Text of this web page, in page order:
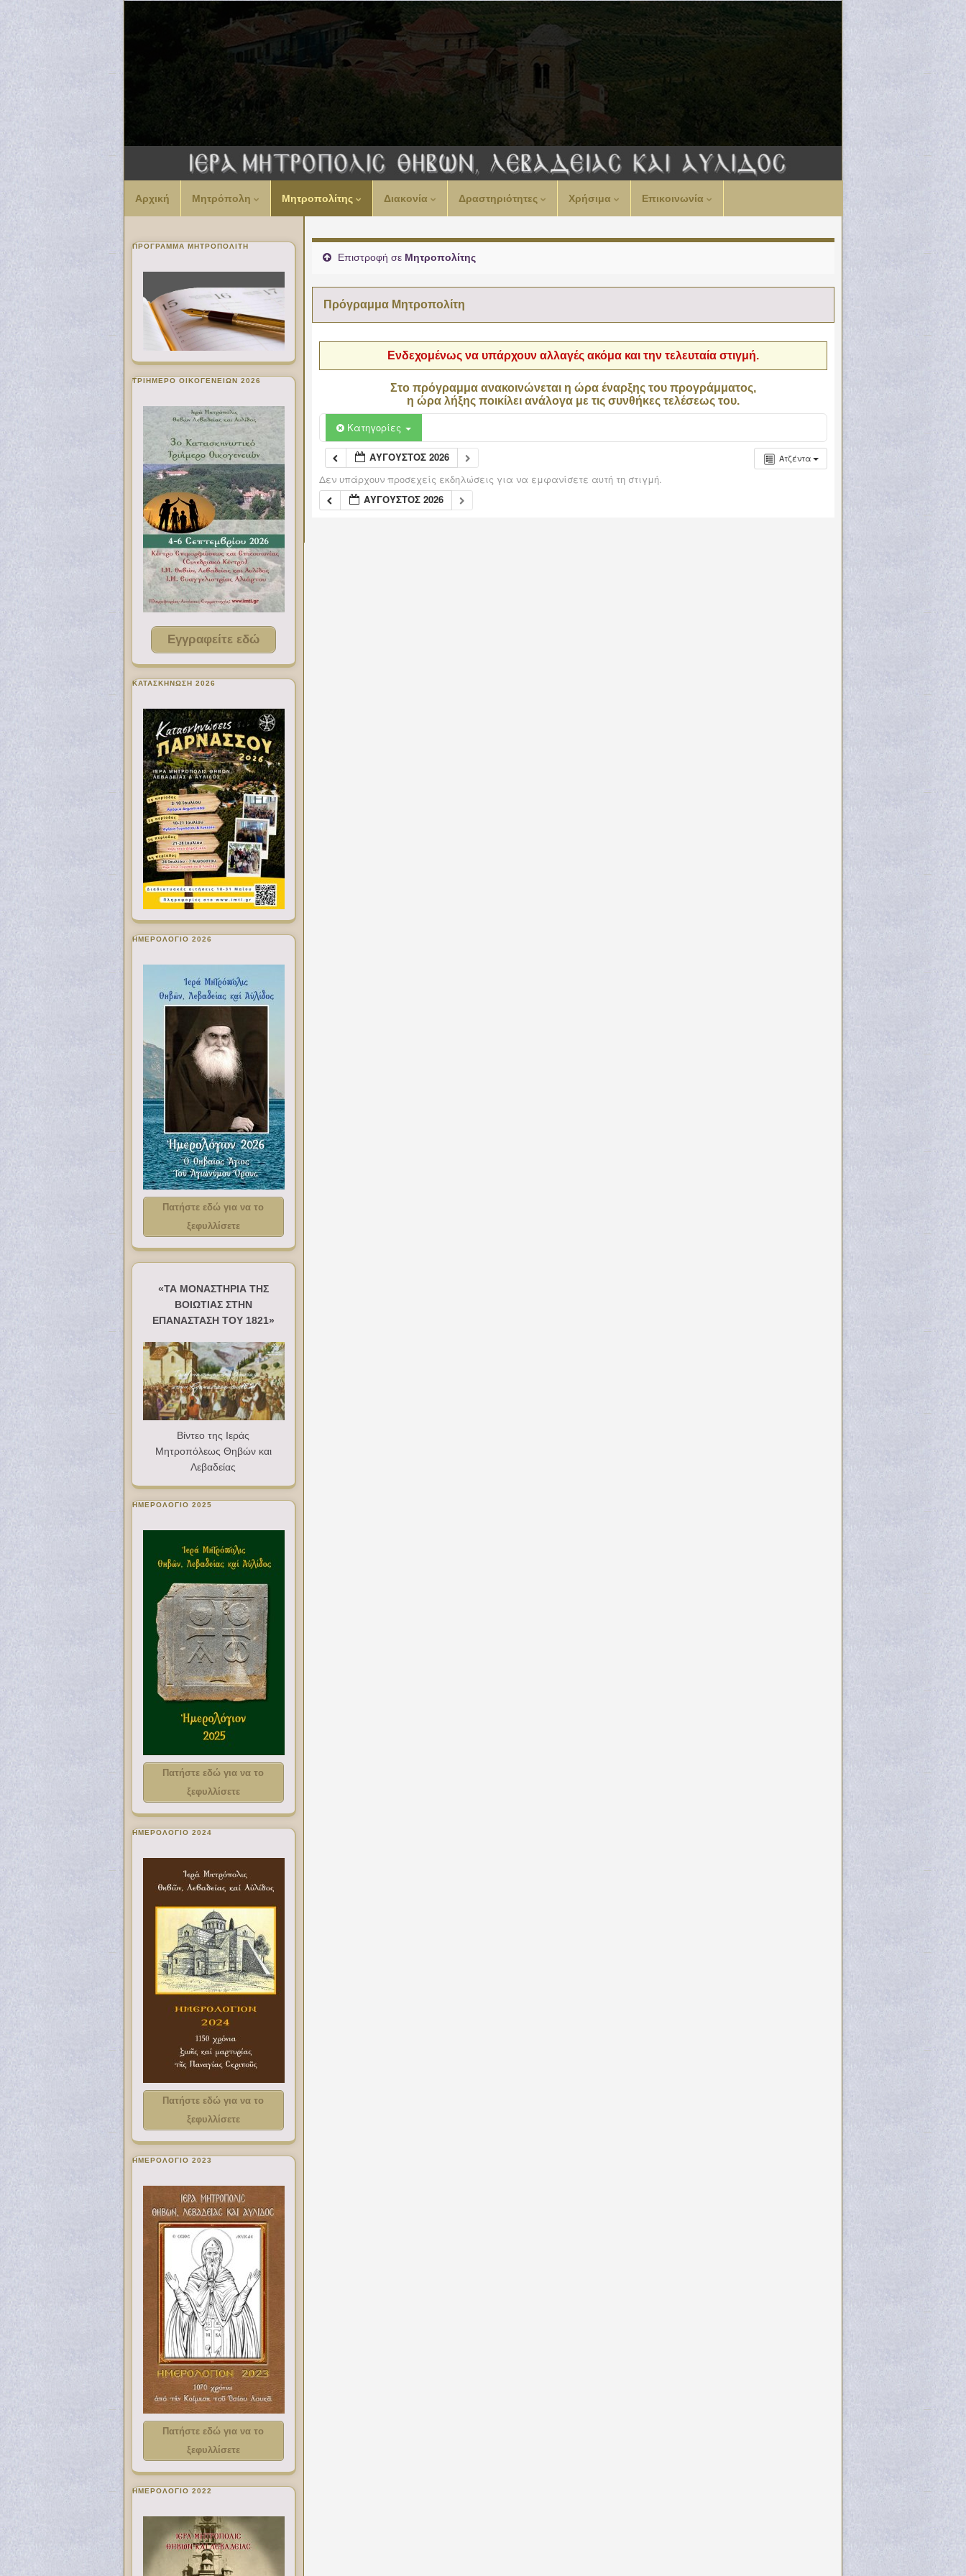
Αρχική Μητρόπολη Μητροπολίτης Διακονία Δραστηριότητες Χρήσιμα Επικοινωνία
Επιστροφή σε Μητροπολίτης
Πρόγραμμα Μητροπολίτη
Ενδεχομένως να υπάρχουν αλλαγές ακόμα και την τελευταία στιγμή.
Στο πρόγραμμα ανακοινώνεται η ώρα έναρξης του προγράμματος,
η ώρα λήξης ποικίλει ανάλογα με τις συνθήκες τελέσεως του.
Κατηγορίες
Ατζέντα
ΑΎΓΟΥΣΤΟΣ 2026
Δεν υπάρχουν προσεχείς εκδηλώσεις για να εμφανίσετε αυτή τη στιγμή.
ΑΎΓΟΥΣΤΟΣ 2026
ΠΡΌΓΡΑΜΜΑ ΜΗΤΡΟΠΟΛΊΤΗ
ΤΡΙΗΜΕΡΟ ΟΙΚΟΓΕΝΕΙΩΝ 2026
Εγγραφείτε εδώ
ΚΑΤΑΣΚΗΝΩΣΗ 2026
ΗΜΕΡΟΛΟΓΙΟ 2026
Πατήστε εδώ για να το
ξεφυλλίσετε
«ΤΑ ΜΟΝΑΣΤΗΡΙΑ ΤΗΣ
ΒΟΙΩΤΙΑΣ ΣΤΗΝ
ΕΠΑΝΑΣΤΑΣΗ ΤΟΥ 1821»
Βίντεο της Ιεράς
Μητροπόλεως Θηβών και
Λεβαδείας
ΗΜΕΡΟΛΟΓΙΟ 2025
Πατήστε εδώ για να το
ξεφυλλίσετε
ΗΜΕΡΟΛΟΓΙΟ 2024
Πατήστε εδώ για να το
ξεφυλλίσετε
ΗΜΕΡΟΛΟΓΙΟ 2023
Πατήστε εδώ για να το
ξεφυλλίσετε
ΗΜΕΡΟΛΟΓΙΟ 2022